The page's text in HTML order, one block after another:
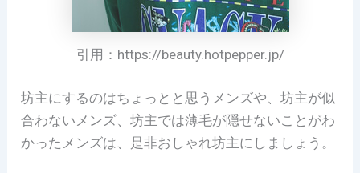
引用：https://beauty.hotpepper.jp/
坊主にするのはちょっとと思うメンズや、坊主が似
合わないメンズ、坊主では薄毛が隠せないことがわ
かったメンズは、是非おしゃれ坊主にしましょう。